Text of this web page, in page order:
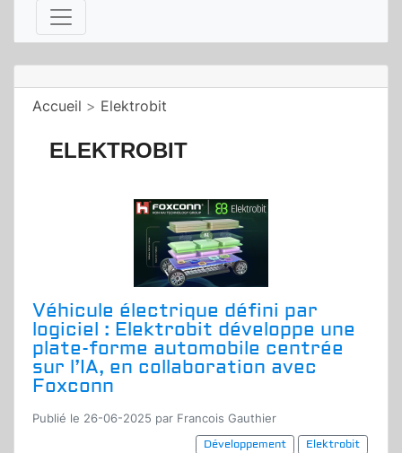
Accueil > Elektrobit
ELEKTROBIT
Véhicule électrique défini par
logiciel : Elektrobit développe une
plate-forme automobile centrée
sur l’IA, en collaboration avec
Foxconn
Publié le 26-06-2025 par Francois Gauthier
Développement
Elektrobit